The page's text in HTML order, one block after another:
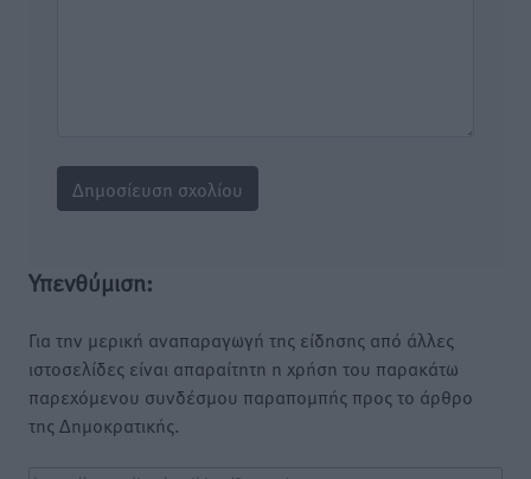
Υπενθύμιση:
Για την μερική αναπαραγωγή της είδησης από άλλες
ιστοσελίδες είναι απαραίτητη η χρήση του παρακάτω
παρεχόμενου συνδέσμου παραπομπής προς το άρθρο
της Δημοκρατικής.